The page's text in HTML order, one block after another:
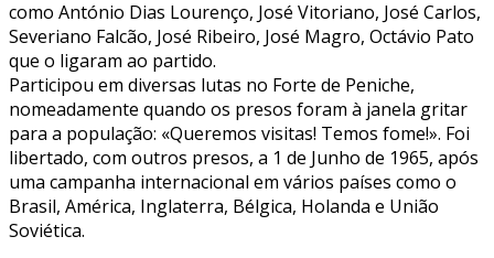
como António Dias Lourenço, José Vitoriano, José Carlos,
Severiano Falcão, José Ribeiro, José Magro, Octávio Pato
que o ligaram ao partido.
Participou em diversas lutas no Forte de Peniche,
nomeadamente quando os presos foram à janela gritar
para a população: «Queremos visitas! Temos fome!». Foi
libertado, com outros presos, a 1 de Junho de 1965, após
uma campanha internacional em vários países como o
Brasil, América, Inglaterra, Bélgica, Holanda e União
Soviética.